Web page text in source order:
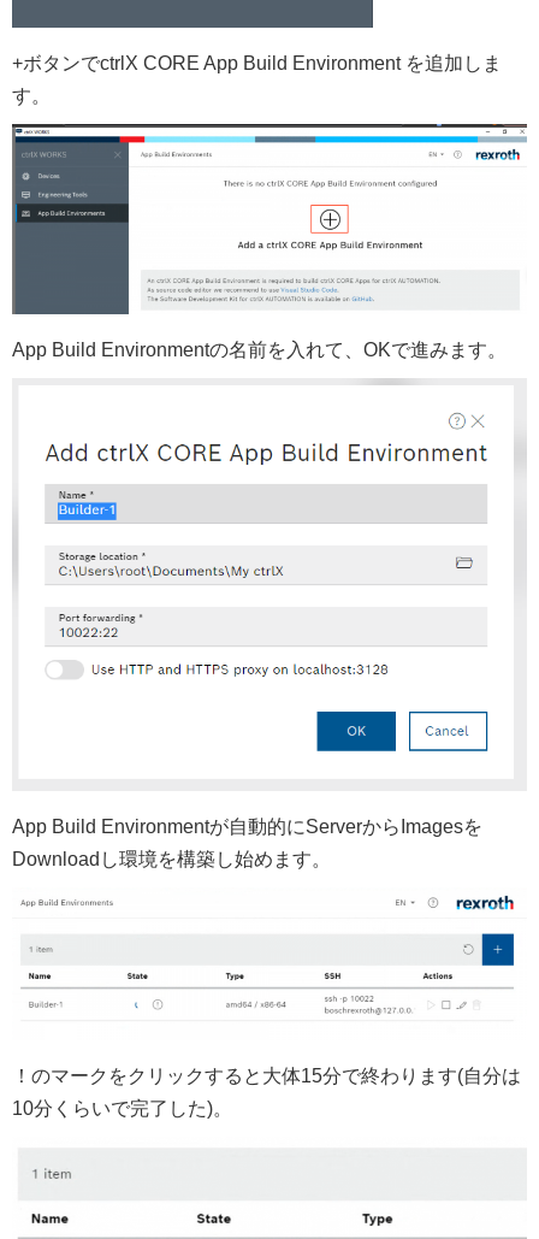
+ボタンでctrlX CORE App Build Environment を追加しま
す。
App Build Environmentの名前を入れて、OKで進みます。
App Build Environmentが自動的にServerからImagesを
Downloadし環境を構築し始めます。
！のマークをクリックすると大体15分で終わります(自分は
10分くらいで完了した)。